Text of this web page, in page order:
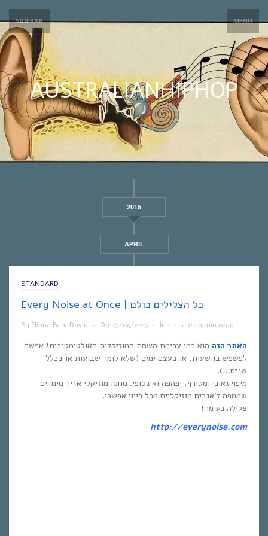
SIDEBAR MENU
AUSTRALIANHIPHOP
2015
APRIL
STANDARD
Every Noise at Once | כל הצלילים כולם
By Eliana Ben-David • On 05/04/2015 • In מוזיקה • 1 min read
האתר הזה הוא כמו ערימת השחת המוזיקלית האולטימטיבית! אפשר
לפשפש בו שעות, או בעצם ימים (שלא לומר שבועות או בכלל
שנים…).
מיפוי גאוני ומטורף, יפהפה ואינסופי. מחסן מוזיקלי אדיר מימדים
שממפה ז’אנרים מוזיקליים מכל כיוון אפשרי.
צלילה נעימה!
http://everynoise.com